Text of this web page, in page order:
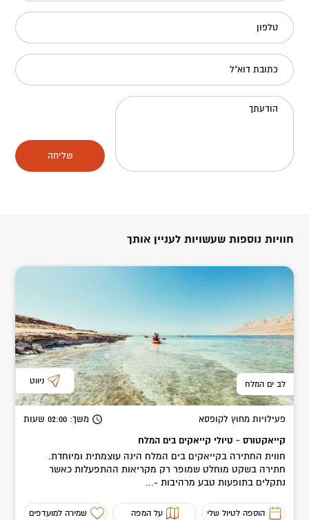
טלפון
כתובת דוא"ל
הודעתך
שליחה
חוויות נוספות שעשויות לעניין אותך
לב ים המלח ניווט
פעילויות מחוץ לקופסא משך: 02:00 שעות
קייאקטורס - טיולי קייאקים בים המלח
חווית החתירה בקייאקים בים המלח הינה עוצמתית ומיוחדת.
חתירה בשקט מוחלט שמופר רק מקריאות ההתפעלות כאשר
נתקלים בתופעות טבע מרהיבות -...
הוספה לטיול שלי על המפה שמירה למועדפים